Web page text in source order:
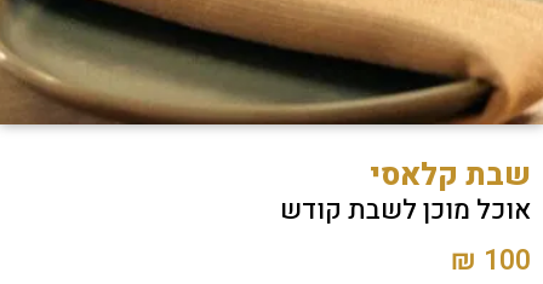
שבת קלאסי
אוכל מוכן לשבת קודש
100 ₪